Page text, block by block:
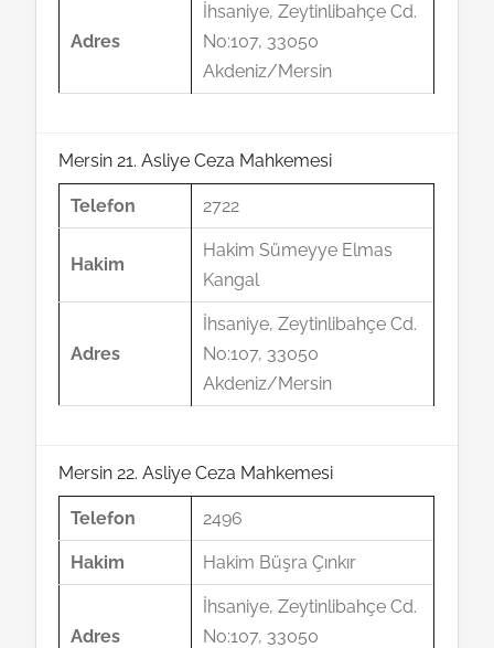
Adres
İhsaniye, Zeytinlibahçe Cd.
No:107, 33050
Akdeniz/Mersin
Mersin 21. Asliye Ceza Mahkemesi
Telefon 2722
Hakim
Hakim Sümeyye Elmas
Kangal
Adres
İhsaniye, Zeytinlibahçe Cd.
No:107, 33050
Akdeniz/Mersin
Mersin 22. Asliye Ceza Mahkemesi
Telefon 2496
Hakim Hakim Büşra Çınkır
Adres
İhsaniye, Zeytinlibahçe Cd.
No:107, 33050